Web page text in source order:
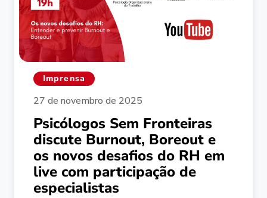
Imprensa
27 de novembro de 2025
Psicólogos Sem Fronteiras
discute Burnout, Boreout e
os novos desafios do RH em
live com participação de
especialistas